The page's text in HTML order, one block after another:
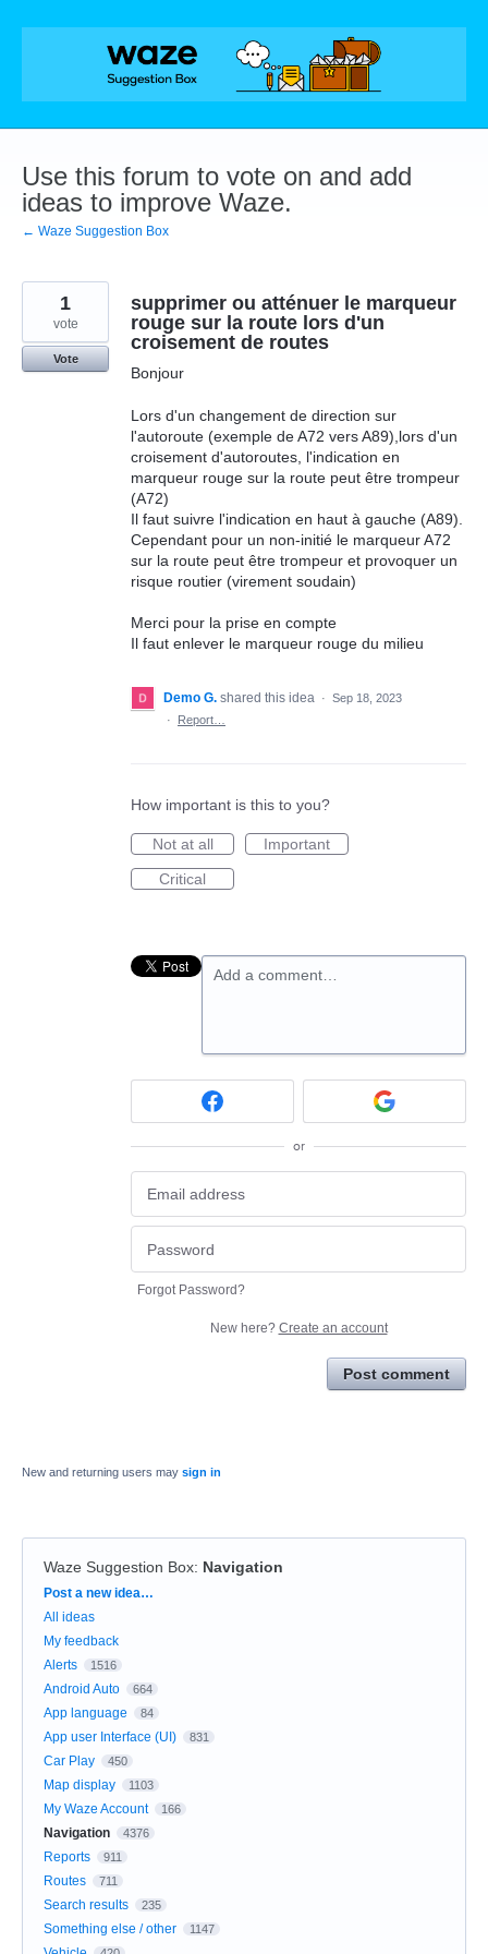
Skip
Use this forum to vote on and add
ideas to improve Waze.
← Waze Suggestion Box
supprimer ou atténuer le marqueur
rouge sur la route lors d'un
croisement de routes
Bonjour
Lors d'un changement de direction sur
l'autoroute (exemple de A72 vers A89),lors d'un
croisement d'autoroutes, l'indication en
marqueur rouge sur la route peut être trompeur
(A72)
Il faut suivre l'indication en haut à gauche (A89).
Cependant pour un non-initié le marqueur A72
sur la route peut être trompeur et provoquer un
risque routier (virement soudain)
Merci pour la prise en compte
Il faut enlever le marqueur rouge du milieu
1
vote
Vote
Demo G. shared this idea · Sep 18, 2023
·
Report…
How important is this to you?
Not at all
Important
Critical
Add a comment…
or
Forgot Password?
New here? Create an account
Post comment
New and returning users may sign in
Waze Suggestion Box: Navigation
Categories
Post a new idea…
All ideas
My feedback
Alerts
1516
Android Auto 664
App language 84
App user Interface (UI) 831
Car Play 450
Map display 1103
My Waze Account 166
Navigation 4376
Reports 911
Routes 711
Search results 235
Something else / other 1147